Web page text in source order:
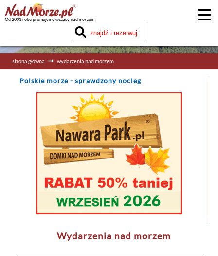
Od 2001 roku promujemy wczasy nad morzem
strona główna wydarzenia nad morzem
Polskie morze - sprawdzony nocleg
Wydarzenia nad morzem